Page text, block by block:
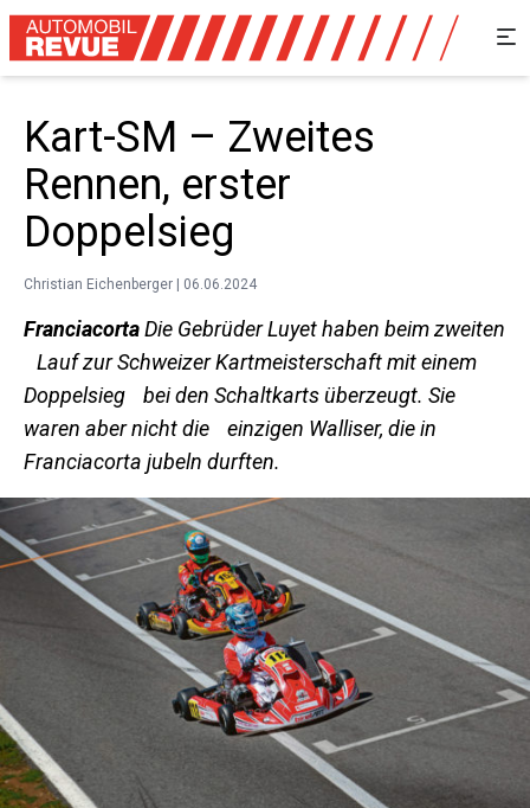
Kart-SM – Zweites
Rennen, erster
Doppelsieg
Christian Eichenberger | 06.06.2024
FranciacortaDie Gebrüder Luyet haben beim zweiten
Lauf zur Schweizer Kartmeisterschaft mit einem
Doppelsieg bei den Schaltkarts überzeugt. Sie
waren aber nicht die einzigen Walliser, die in
Franciacorta jubeln durften.